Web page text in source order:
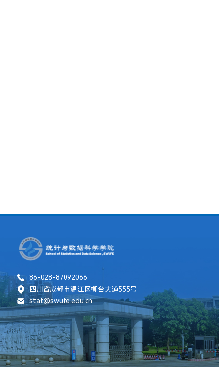
86-028-87092066
四川省成都市温江区柳台大道555号
stat@swufe.edu.cn